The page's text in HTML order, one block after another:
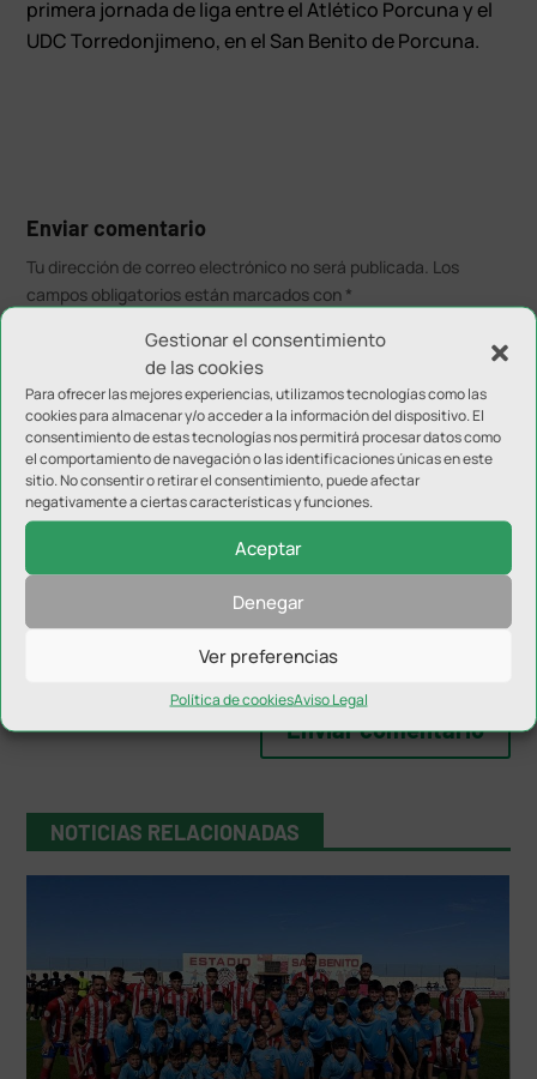
Gestionar el consentimiento
de las cookies
Para ofrecer las mejores experiencias, utilizamos tecnologías como las
cookies para almacenar y/o acceder a la información del dispositivo. El
consentimiento de estas tecnologías nos permitirá procesar datos como
el comportamiento de navegación o las identificaciones únicas en este
sitio. No consentir o retirar el consentimiento, puede afectar
negativamente a ciertas características y funciones.
Aceptar
Denegar
Ver preferencias
Política de cookiesAviso Legal
primera jornada de liga entre el Atlético Porcuna y el
UDC Torredonjimeno, en el San Benito de Porcuna.
Enviar comentario
Tu dirección de correo electrónico no será publicada. Los
campos obligatorios están marcados con *
NOTICIAS RELACIONADAS